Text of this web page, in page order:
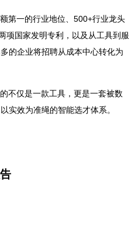
第一的行业地位、500+行业龙头
项国家发明专利，以及从工具到服
的企业将招聘从成本中心转化为
不仅是一款工具，更是一套被数
实效为准绳的智能选才体系。